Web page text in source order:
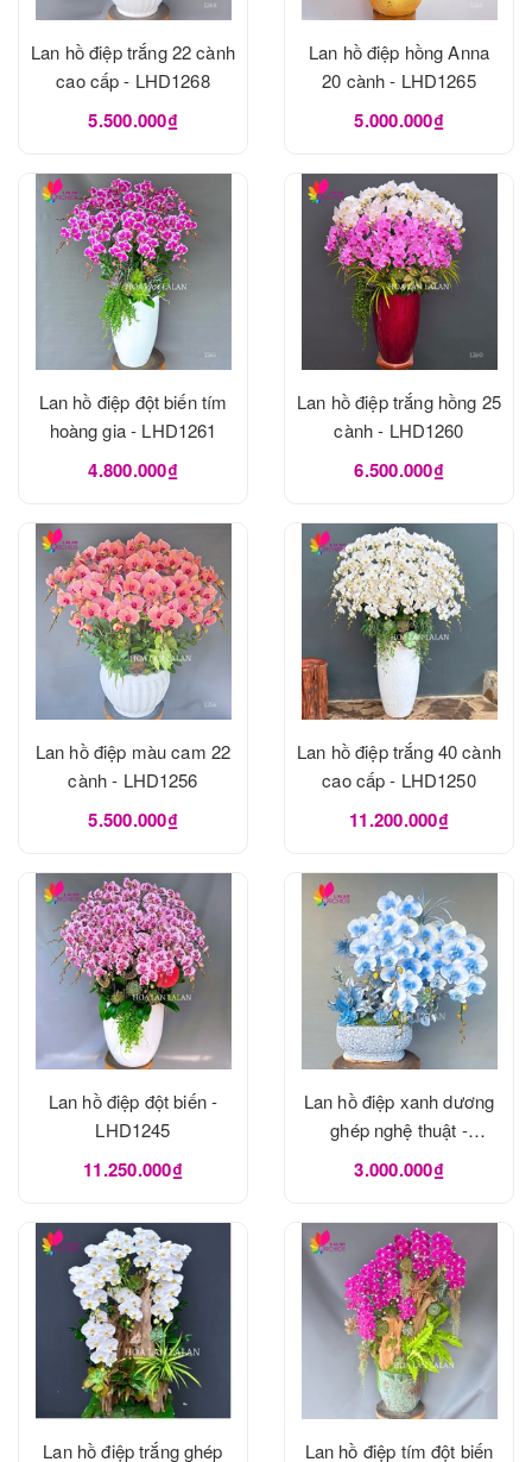
Lan hồ điệp trắng 22 cành
cao cấp - LHD1268
5.500.000₫
Lan hồ điệp hồng Anna
20 cành - LHD1265
5.000.000₫
Lan hồ điệp đột biến tím
hoàng gia - LHD1261
4.800.000₫
Lan hồ điệp trắng hồng 25
cành - LHD1260
6.500.000₫
Lan hồ điệp màu cam 22
cành - LHD1256
5.500.000₫
Lan hồ điệp trắng 40 cành
cao cấp - LHD1250
11.200.000₫
Lan hồ điệp đột biến -
LHD1245
11.250.000₫
Lan hồ điệp xanh dương
ghép nghệ thuật -
LHD1240
3.000.000₫
Lan hồ điệp trắng ghép Lan hồ điệp tím đột biến